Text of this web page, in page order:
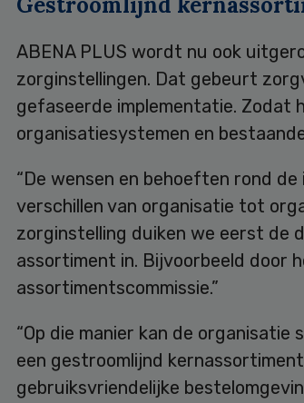
ABENA PLUS wordt nu ook
zorginstellingen. Dat gebeurt
gefaseerde implementatie. Zodat
organisatiesystemen en
“De wensen en behoeften rond
verschillen van organisatie tot
zorginstelling duiken we eerst de
assortiment in. Bijvoorbeeld door
assortimentscommissie.”
“Op die manier kan de
een gestroomlijnd
gebruiksvriendelijke